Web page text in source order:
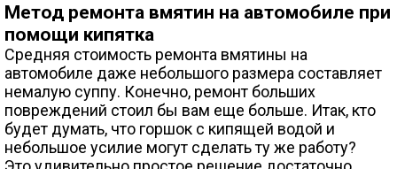
Метод ремонта вмятин на автомобиле при
помощи кипятка
Средняя стоимость ремонта вмятины на
автомобиле даже небольшого размера составляет
немалую суппу. Конечно, ремонт больших
повреждений стоил бы вам еще больше. Итак, кто
будет думать, что горшок с кипящей водой и
небольшое усилие могут сделать ту же работу?